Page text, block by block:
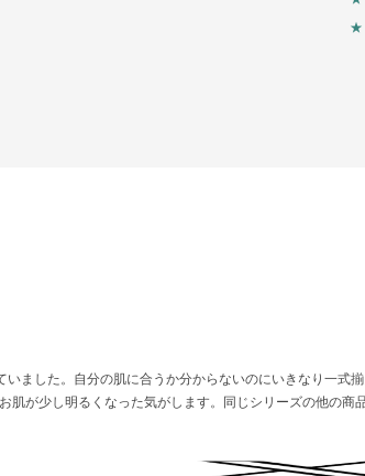
★
ました。自分の肌に合うか分からないのにいきなり一式
が少し明るくなった気がします。同じシリーズの他の商